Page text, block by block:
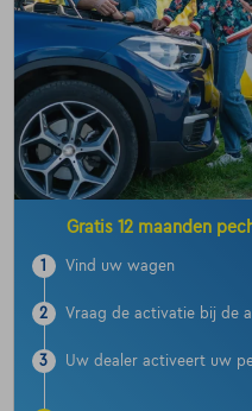
Gratis 12 maanden
1 Vind uw wagen
2 Vraag de activatie bij de
3 Uw dealer activeert uw